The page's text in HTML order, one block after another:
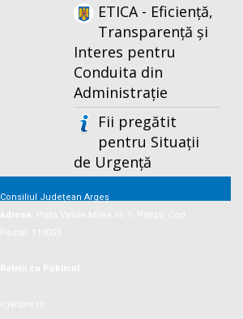
ETICA - Eficiență,
Transparență și
Interes pentru
Conduita din
Administrație
Fii pregătit
pentru Situații
de Urgență
Consiliul Județean Argeș